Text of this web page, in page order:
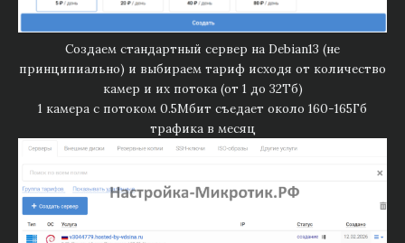
Создаем стандартный сервер на Debian13 (не
принципиально) и выбираем тариф исходя от количество
камер и их потока (от 1 до 32Тб)
1 камера с потоком 0.5Мбит съедает около 160-165Гб
трафика в месяц